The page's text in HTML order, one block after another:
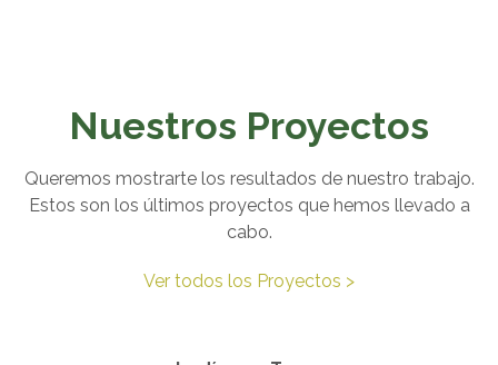
Nuestros Proyectos
Queremos mostrarte los resultados de nuestro trabajo.
Estos son los últimos proyectos que hemos llevado a
cabo.
Ver todos los Proyectos >